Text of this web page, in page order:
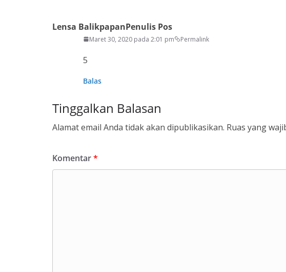
Lensa BalikpapanPenulis Pos
Maret 30, 2020 pada 2:01 pm Permalink
5
Balas
Tinggalkan Balasan
Alamat email Anda tidak akan dipublikasikan. Ruas yang
Komentar*